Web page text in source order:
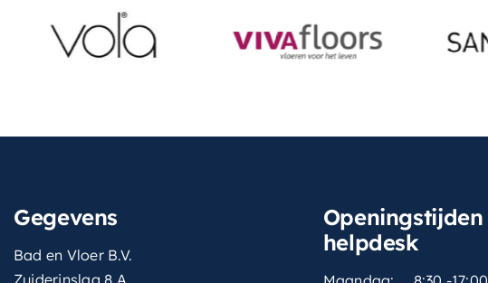
Gegevens
Bad en Vloer B.V.
Zuiderinslag 8 A
Openingstijden
helpdesk